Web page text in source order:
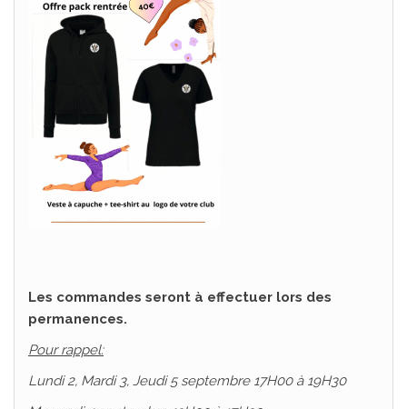
Les commandes seront à effectuer lors des
permanences.
Pour rappel:
Lundi 2, Mardi 3, Jeudi 5 septembre 17H00 à 19H30